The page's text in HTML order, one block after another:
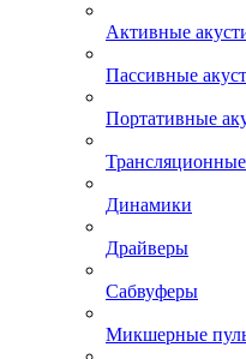
Активные
Пассивные
Портативные
Динамики
Драйверы
Сабвуферы
Микшерные